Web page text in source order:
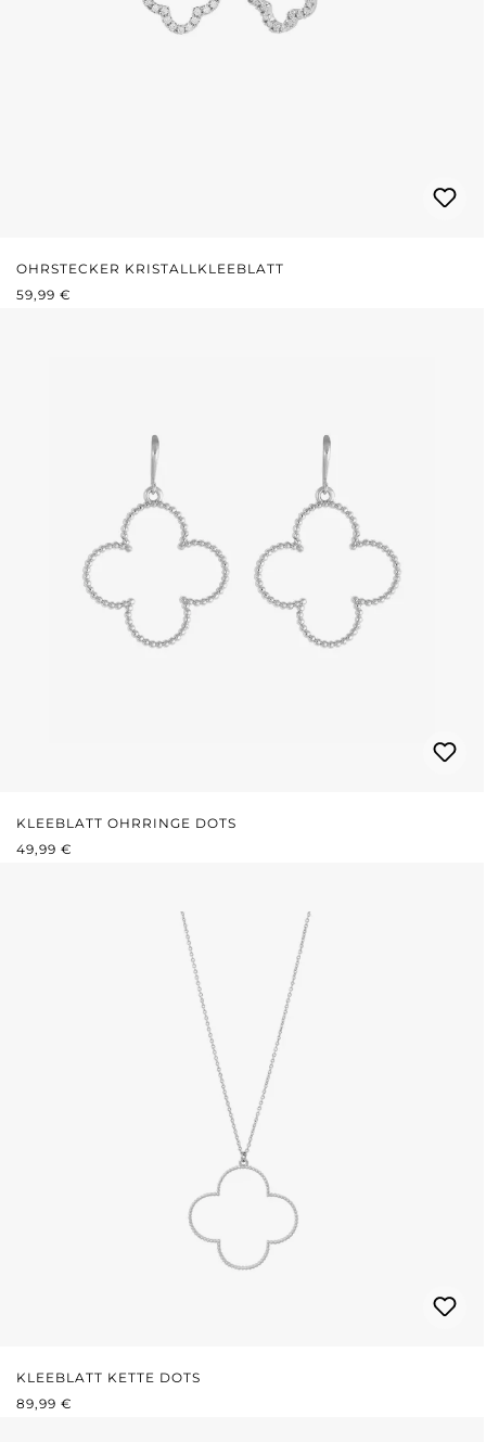
OHRSTECKER KRISTALLKLEEBLATT
REGULÄRER PREIS:
59,99 €
KLEEBLATT OHRRINGE DOTS
REGULÄRER PREIS:
49,99 €
KLEEBLATT KETTE DOTS
REGULÄRER PREIS:
89,99 €